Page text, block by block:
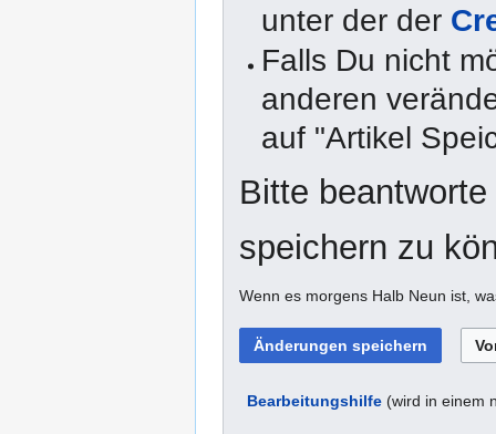
unter der der
Falls Du nicht
anderen
auf "Artikel
Bitte
speichern zu
Wenn es morgens Halb Neun ist,
Bearbeitungshilfe (wird in einem